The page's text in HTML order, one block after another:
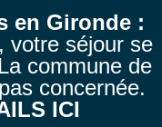
en Gironde :
votre séjour se
La commune de
concernée.
ICI